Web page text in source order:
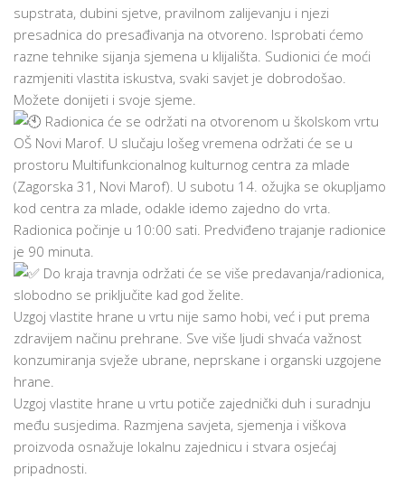
supstrata, dubini sjetve, pravilnom zalijevanju i njezi
presadnica do presađivanja na otvoreno. Isprobati ćemo
razne tehnike sijanja sjemena u klijališta. Sudionici će moći
razmjeniti vlastita iskustva, svaki savjet je dobrodošao.
Možete donijeti i svoje sjeme.
Radionica će se održati na otvorenom u školskom vrtu
OŠ Novi Marof. U slučaju lošeg vremena održati će se u
prostoru Multifunkcionalnog kulturnog centra za mlade
(Zagorska 31, Novi Marof). U subotu 14. ožujka se okupljamo
kod centra za mlade, odakle idemo zajedno do vrta.
Radionica počinje u 10:00 sati. Predviđeno trajanje radionice
je 90 minuta.
Do kraja travnja održati će se više predavanja/radionica,
slobodno se priključite kad god želite.
Uzgoj vlastite hrane u vrtu nije samo hobi, već i put prema
zdravijem načinu prehrane. Sve više ljudi shvaća važnost
konzumiranja svježe ubrane, neprskane i organski uzgojene
hrane.
Uzgoj vlastite hrane u vrtu potiče zajednički duh i suradnju
među susjedima. Razmjena savjeta, sjemenja i viškova
proizvoda osnažuje lokalnu zajednicu i stvara osjećaj
pripadnosti.